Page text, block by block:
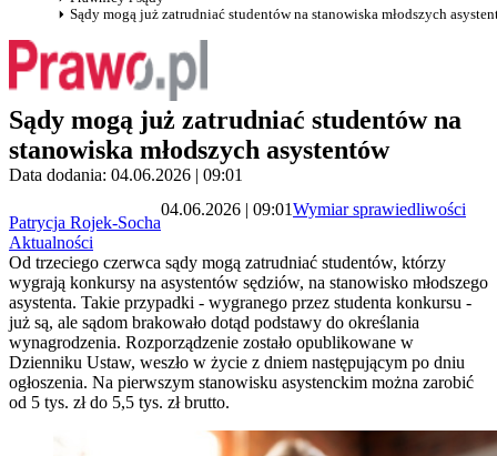
Sądy mogą już zatrudniać studentów na stanowiska młodszych
Sądy mogą już zatrudniać studentów na
stanowiska młodszych asystentów
Data dodania: 04.06.2026 | 09:01
Patrycja Rojek-Socha
04.06.2026 | 09:01Wymiar sprawiedliwości
Aktualności
Od trzeciego czerwca sądy mogą zatrudniać studentów, którzy
wygrają konkursy na asystentów sędziów, na stanowisko młodszego
asystenta. Takie przypadki - wygranego przez studenta konkursu -
już są, ale sądom brakowało dotąd podstawy do określania
wynagrodzenia. Rozporządzenie zostało opublikowane w
Dzienniku Ustaw, weszło w życie z dniem następującym po dniu
ogłoszenia. Na pierwszym stanowisku asystenckim można zarobić
od 5 tys. zł do 5,5 tys. zł brutto.